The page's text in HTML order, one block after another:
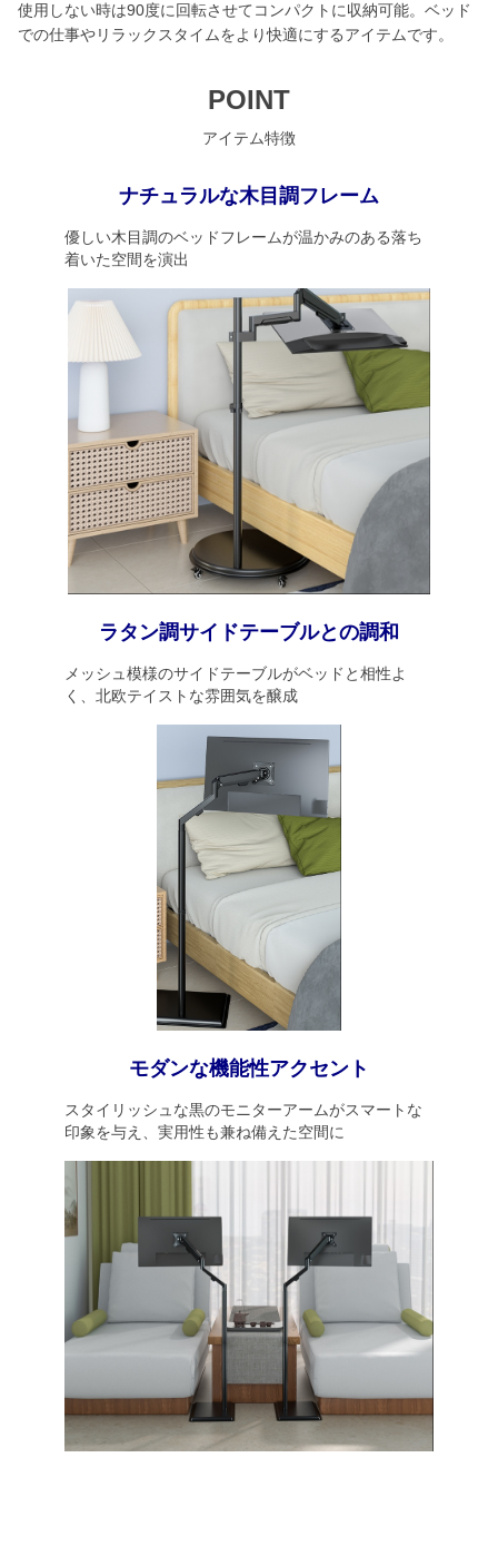
使用しない時は90度に回転させてコンパクトに収納可能。ベッド
での仕事やリラックスタイムをより快適にするアイテムです。
POINT
アイテム特徴
ナチュラルな木目調フレーム
優しい木目調のベッドフレームが温かみのある落ち
着いた空間を演出
ラタン調サイドテーブルとの調和
メッシュ模様のサイドテーブルがベッドと相性よ
く、北欧テイストな雰囲気を醸成
モダンな機能性アクセント
スタイリッシュな黒のモニターアームがスマートな
印象を与え、実用性も兼ね備えた空間に